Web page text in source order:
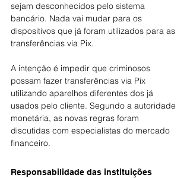
sejam desconhecidos pelo sistema
bancário. Nada vai mudar para os
dispositivos que já foram utilizados para as
transferências via Pix.
A intenção é impedir que criminosos
possam fazer transferências via Pix
utilizando aparelhos diferentes dos já
usados pelo cliente. Segundo a autoridade
monetária, as novas regras foram
discutidas com especialistas do mercado
financeiro.
Responsabilidade das instituições